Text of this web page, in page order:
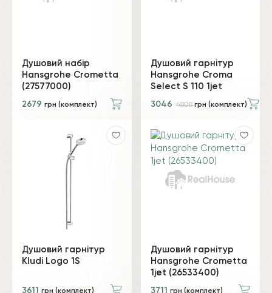
Душовий набір
Hansgrohe Crometta
(27577000)
2679 грн (комплект)
Душовий гарнітур
Hansgrohe Croma
Select S 110 1jet
3046 4808грн (комплект)
Душовий гарнітур
Kludi Logo 1S
3611 грн (комплект)
Душовий гарнітур
Hansgrohe Crometta
1jet (26533400)
3711 грн (комплект)